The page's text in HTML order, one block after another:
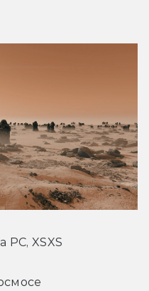
PC, XSXS